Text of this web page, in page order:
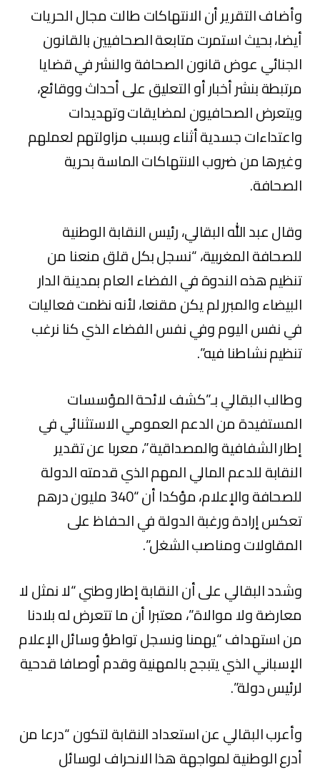
وأضاف التقرير أن الانتهاكات طالت مجال الحريات
أيضا، بحيث استمرت متابعة الصحافيين بالقانون
الجنائي عوض قانون الصحافة والنشر في قضايا
مرتبطة بنشر أخبار أو التعليق على أحداث ووقائع،
ويتعرض الصحافيون لمضايقات وتهديدات
واعتداءات جسدية أثناء وبسبب مزاولتهم لعملهم
وغيرها من ضروب الانتهاكات الماسة بحرية
الصحافة.
وقال عبد الله البقالي، رئيس النقابة الوطنية
للصحافة المغربية، “نسجل بكل قلق منعنا من
تنظيم هذه الندوة في الفضاء العام بمدينة الدار
البيضاء والمبرر لم يكن مقنعا، لأنه نظمت فعاليات
في نفس اليوم وفي نفس الفضاء الذي كنا نرغب
تنظيم نشاطنا فيه”.
وطالب البقالي بـ”كشف لائحة المؤسسات
المستفيدة من الدعم العمومي الاستثنائي في
إطار الشفافية والمصداقية”، معربا عن تقدير
النقابة للدعم المالي المهم الذي قدمته الدولة
للصحافة والإعلام، مؤكدا أن “340 مليون درهم
تعكس إرادة ورغبة الدولة في الحفاظ على
المقاولات ومناصب الشغل”.
وشدد البقالي على أن النقابة إطار وطني “لا نمثل لا
معارضة ولا موالاة”، معتبرا أن ما تتعرض له بلادنا
من استهداف “يهمنا ونسجل تواطؤ وسائل الإعلام
الإسباني الذي يتبجح بالمهنية وقدم أوصافا قدحية
لرئيس دولة”.
وأعرب البقالي عن استعداد النقابة لتكون “درعا من
أدرع الوطنية لمواجهة هذا الانحراف لوسائل